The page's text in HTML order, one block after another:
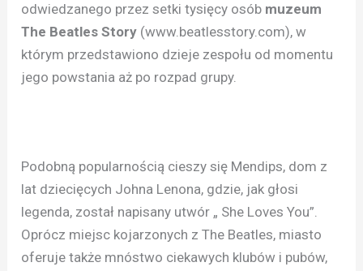
odwiedzanego przez setki tysięcy osób muzeum
The Beatles Story (www.beatlesstory.com), w
którym przedstawiono dzieje zespołu od momentu
jego powstania aż po rozpad grupy.
Podobną popularnością cieszy się Mendips, dom z
lat dziecięcych Johna Lenona, gdzie, jak głosi
legenda, został napisany utwór „ She Loves You”.
Oprócz miejsc kojarzonych z The Beatles, miasto
oferuje także mnóstwo ciekawych klubów i pubów,